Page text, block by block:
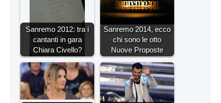
Sanremo 2012: tra i
cantanti in gara
Chiara Civello?
Sanremo 2014, ecco
chi sono le otto
Nuove Proposte